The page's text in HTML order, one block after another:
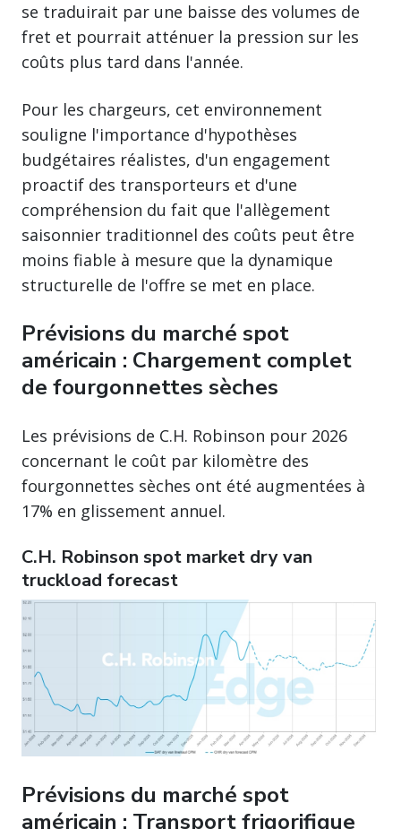
se traduirait par une baisse des volumes de
fret et pourrait atténuer la pression sur les
coûts plus tard dans l'année.
Pour les chargeurs, cet environnement
souligne l'importance d'hypothèses
budgétaires réalistes, d'un engagement
proactif des transporteurs et d'une
compréhension du fait que l'allègement
saisonnier traditionnel des coûts peut être
moins fiable à mesure que la dynamique
structurelle de l'offre se met en place.
Prévisions du marché spot
américain : Chargement complet
de fourgonnettes sèches
Les prévisions de C.H. Robinson pour 2026
concernant le coût par kilomètre des
fourgonnettes sèches ont été augmentées à
17% en glissement annuel.
C.H. Robinson spot market dry van
truckload forecast
Prévisions du marché spot
américain : Transport frigorifique